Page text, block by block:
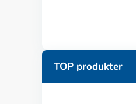
TOP produkter